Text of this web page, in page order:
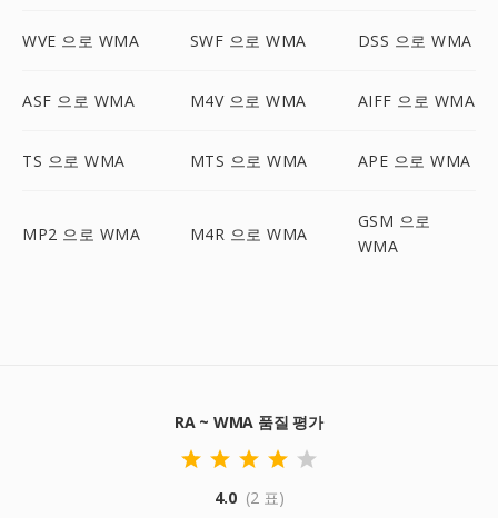
WVE 으로 WMA SWF 으로 WMA DSS 으로 WMA
ASF 으로 WMA M4V 으로 WMA AIFF 으로 WMA
TS 으로 WMA MTS 으로 WMA APE 으로 WMA
MP2 으로 WMA M4R 으로 WMA
GSM 으로
WMA
RA ~ WMA 품질 평가
4.0 (2 표)